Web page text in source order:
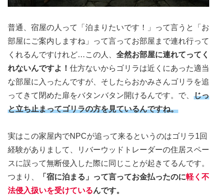
普通、宿屋の人って「泊まりたいです！」って言うと「お
部屋にご案内しますね」って言ってお部屋まで連れ行って
くれるんですけれど…この人、 全然お部屋に連れてってく
れないんですよ！ 仕方ないからゴリラは近くにあった適当
な部屋に入ったんですが、そしたらおかみさんゴリラを追
ってきて閉めた扉をバタンバタン開けるんです。で、 じっ
と立ち止まってゴリラの方を見ているんですね。
実はこの家屋内でNPCが追って来るというのはゴリラ1回
経験がありまして、リバーウッドトレーダーの住居スペー
スに誤って無断侵入した際に同じことが起きてるんです。
つまり、
「宿に泊まる」って言ってお金払ったのに軽く不
法侵入扱いを受けているんです。